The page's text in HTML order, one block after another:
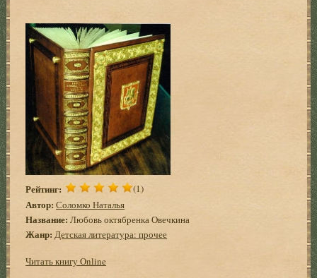
Рейтинг: (1)
Автор: Соломко Наталья
Название: Любовь октябренка Овечкина
Жанр: Детская литература: прочее
Читать книгу Online